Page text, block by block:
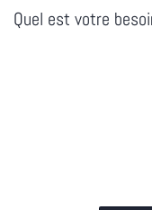
Quel est votre